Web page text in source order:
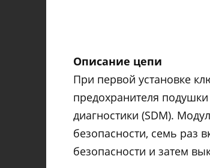
Описание цепи
При первой установке
предохранителя
диагностики (SDM).
безопасности, семь раз
безопасности и затем